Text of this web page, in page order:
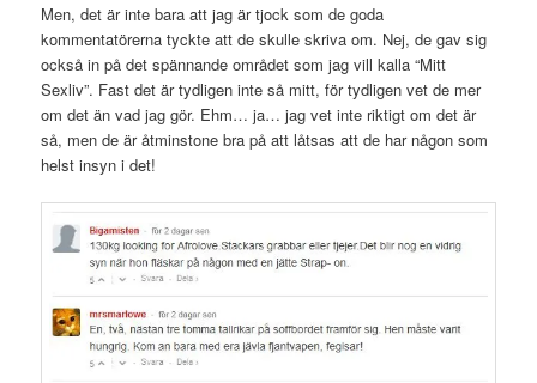
Men, det är inte bara att jag är tjock som de goda
kommentatörerna tyckte att de skulle skriva om. Nej, de gav sig
också in på det spännande området som jag vill kalla “Mitt
Sexliv”. Fast det är tydligen inte så mitt, för tydligen vet de mer
om det än vad jag gör. Ehm… ja… jag vet inte riktigt om det är
så, men de är åtminstone bra på att låtsas att de har någon som
helst insyn i det!